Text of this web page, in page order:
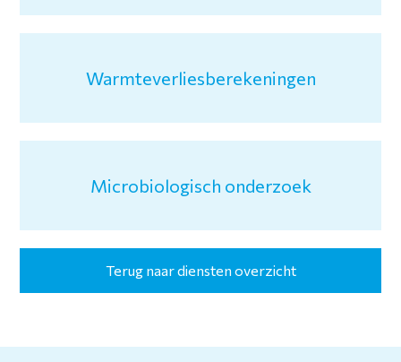
Warmteverliesberekeningen
Microbiologisch onderzoek
Terug naar diensten overzicht